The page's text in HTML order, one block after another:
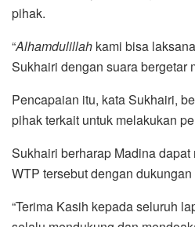
pihak.
“Alhamdulillah kami bisa
Sukhairi dengan suara bergetar
Pencapaian itu, kata Sukhairi,
pihak terkait untuk melakukan
Sukhairi berharap Madina
WTP tersebut dengan
“Terima Kasih kepada seluruh